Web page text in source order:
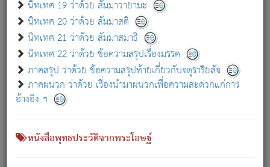
นิทเทศ 19 ว่าด้วย สัมมาวายามะ
นิทเทศ 20 ว่าด้วย สัมมาสติ
นิทเทศ 21 ว่าด้วย สัมมาสมาธิ
นิทเทศ 22 ว่าด้วย ข้อความสรุปเรื่องมรรค
ภาคสรุป ว่าด้วย ข้อความสรุปท้ายเกี่ยวกับจตุราริยสัจ
ภาคผนวก ว่าด้วย เรื่องนำมาผนวกเพื่อความสะดวกแก่การ
อ้างอิง ฯ
หนังสือพุทธประวัติจากพระโอษฐ์
หนังสือที่เกี่ยวข้อง